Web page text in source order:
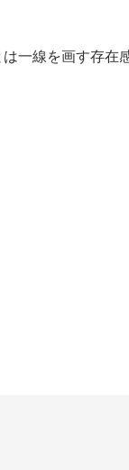
一線を画す存在